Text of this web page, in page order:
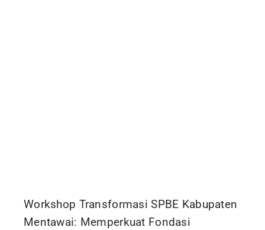
Workshop Transformasi SPBE Kabupaten
Mentawai: Memperkuat Fondasi